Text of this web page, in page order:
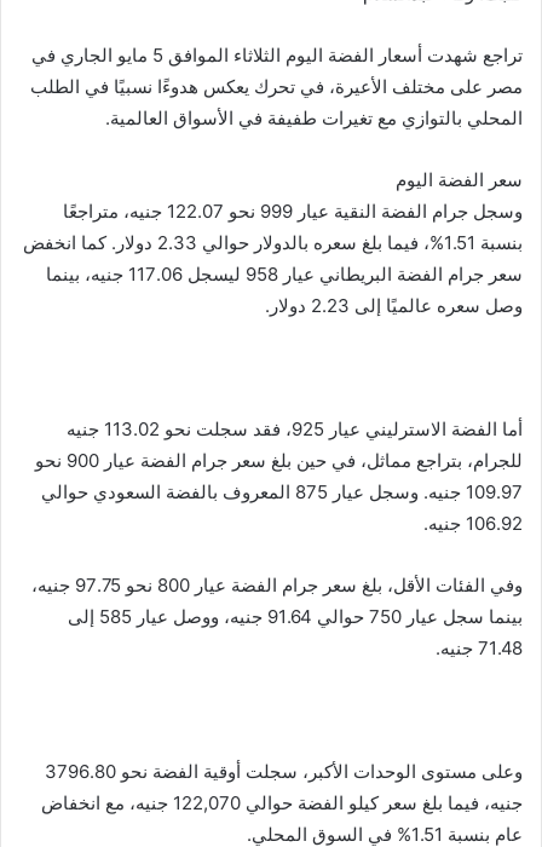
o
o
k
p
p
g
er
k
تراجع شهدت أسعار الفضة اليوم الثلاثاء الموافق 5 مايو الجاري في
مصر على مختلف الأعيرة، في تحرك يعكس هدوءًا نسبيًا في الطلب
المحلي بالتوازي مع تغيرات طفيفة في الأسواق العالمية.
سعر الفضة اليوم
وسجل جرام الفضة النقية عيار 999 نحو 122.07 جنيه، متراجعًا
بنسبة 1.51%، فيما بلغ سعره بالدولار حوالي 2.33 دولار. كما انخفض
سعر جرام الفضة البريطاني عيار 958 ليسجل 117.06 جنيه، بينما
وصل سعره عالميًا إلى 2.23 دولار.
أما الفضة الاسترليني عيار 925، فقد سجلت نحو 113.02 جنيه
للجرام، بتراجع مماثل، في حين بلغ سعر جرام الفضة عيار 900 نحو
109.97 جنيه. وسجل عيار 875 المعروف بالفضة السعودي حوالي
106.92 جنيه.
وفي الفئات الأقل، بلغ سعر جرام الفضة عيار 800 نحو 97.75 جنيه،
بينما سجل عيار 750 حوالي 91.64 جنيه، ووصل عيار 585 إلى
71.48 جنيه.
وعلى مستوى الوحدات الأكبر، سجلت أوقية الفضة نحو 3796.80
جنيه، فيما بلغ سعر كيلو الفضة حوالي 122,070 جنيه، مع انخفاض
عام بنسبة 1.51% في السوق المحلي.